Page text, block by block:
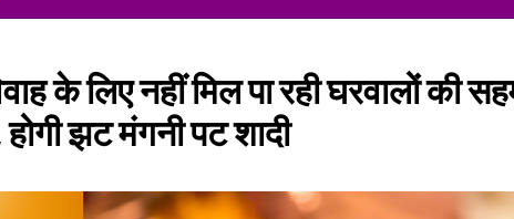
के लिए नहीं मिल पा रही घरवालों की
झट मंगनी पट शादी